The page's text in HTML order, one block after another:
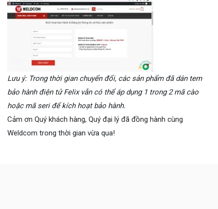
Lưu ý: Trong thời gian chuyển đổi, các sản phẩm đã dán tem
bảo hành điện tửFelix vẫncó thểáp dụng 1 trong 2mã cào
hoặc mã seri để kích hoạt bảo hành.
Cảm ơn Quý khách hàng, Quý đại lý đã đồng hành cùng
Weldcom trong thời gian vừa qua!